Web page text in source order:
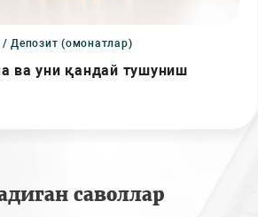
Депозит (омонатлар)
ва уни қандай тушуниш
саволлар